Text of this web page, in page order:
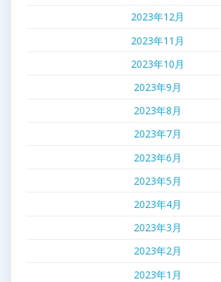
2023年12月
2023年11月
2023年10月
2023年9月
2023年8月
2023年7月
2023年6月
2023年5月
2023年4月
2023年3月
2023年2月
2023年1月